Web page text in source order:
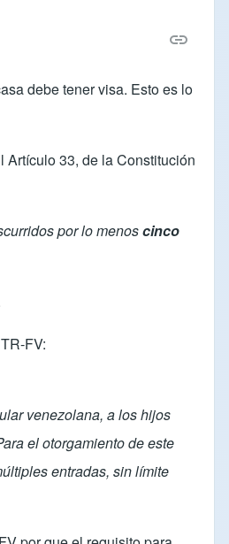
debe tener visa. Esto es lo
Artículo 33, de la Constitución
por lo menoscinco
FV:
venezolana, a los hijos
el otorgamiento de este
entradas, sin límite